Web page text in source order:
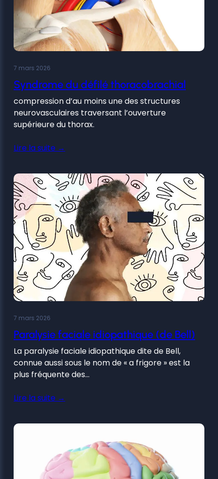
7 mars 2026
Syndrome du défilé thoracobrachial
compression d’au moins une des structures
neurovasculaires traversant l’ouverture
supérieure du thorax.
Lire la suite →
7 mars 2026
Paralysie faciale idiopathique (de Bell)
La paralysie faciale idiopathique dite de Bell,
connue aussi sous le nom de « a frigore » est la
plus fréquente des…
Lire la suite →